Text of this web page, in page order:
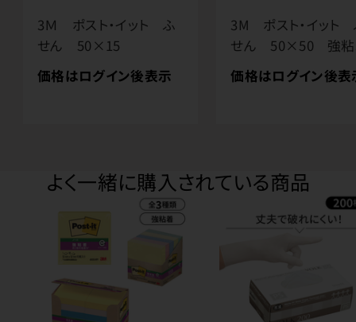
3Ｍ ポスト・イット ふ
せん 50×15
価格はログイン後表示
3M ポスト・イット
せん 50×50 強粘
価格はログイン後表
よく一緒に購入されている商品